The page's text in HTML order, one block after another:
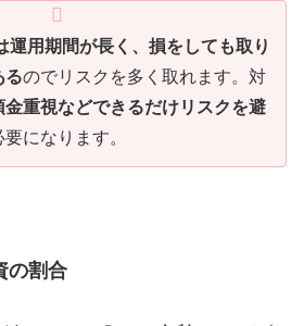
運用期間が長く、損をしても取り
るのでリスクを多く取れます。対
重視などできるだけリスクを避
要になります。
の割合